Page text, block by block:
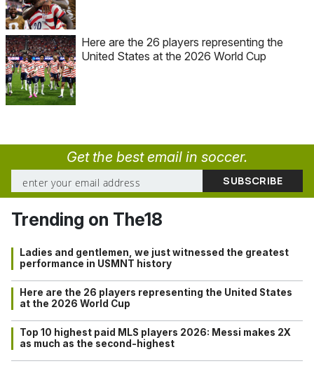
Here are the 26 players representing the
United States at the 2026 World Cup
Get the best email in soccer.
Trending on The18
Ladies and gentlemen, we just witnessed the greatest
performance in USMNT history
Here are the 26 players representing the United States
at the 2026 World Cup
Top 10 highest paid MLS players 2026: Messi makes 2X
as much as the second-highest